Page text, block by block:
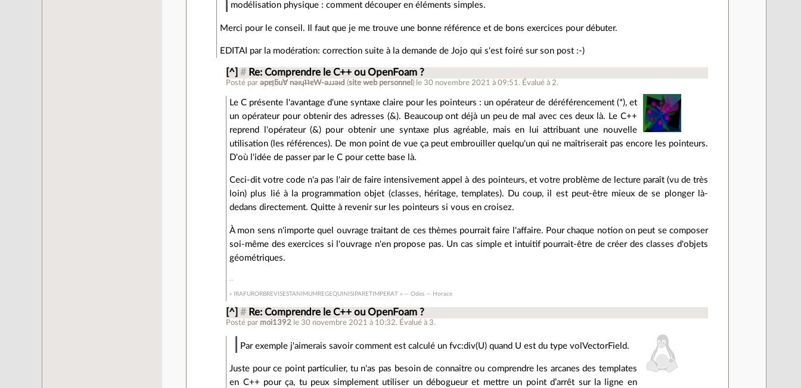
modélisation physique : comment découper en éléments simples.
Merci pour le conseil. Il faut que je me trouve une bonne référence et de bons exercices pour débuter.
EDITAI par la modération: correction suite à la demande de Jojo qui s'est foiré sur son post :-)
[^] # Re: Comprendre le C++ ou OpenFoam ?
Posté par ǝpɐןƃu∀ nǝıɥʇʇɐW-ǝɹɹǝıԀ (site web personnel ) le 30 novembre 2021 à 09:51 . Évalué à 2.
Le C présente l'avantage d'une syntaxe claire pour les pointeurs : un opérateur de déréférencement (*), et
un opérateur pour obtenir des adresses (&). Beaucoup ont déjà un peu de mal avec ces deux là. Le C++
reprend l'opérateur (&) pour obtenir une syntaxe plus agréable, mais en lui attribuant une nouvelle
utilisation (les références). De mon point de vue ça peut embrouiller quelqu'un qui ne maîtriserait pas encore les pointeurs.
D'où l'idée de passer par le C pour cette base là.
Ceci-dit votre code n'a pas l'air de faire intensivement appel à des pointeurs, et votre problème de lecture paraît (vu de très
loin) plus lié à la programmation objet (classes, héritage, templates). Du coup, il est peut-être mieux de se plonger là-
dedans directement. Quitte à revenir sur les pointeurs si vous en croisez.
À mon sens n'importe quel ouvrage traitant de ces thèmes pourrait faire l'affaire. Pour chaque notion on peut se composer
soi-même des exercices si l'ouvrage n'en propose pas. Un cas simple et intuitif pourrait-être de créer des classes d'objets
géométriques.
« IRAFURORBREVISESTANIMUMREGEQUINISIPARETIMPERAT » — Odes — Horace
[^] # Re: Comprendre le C++ ou OpenFoam ?
Posté par moi1392 le 30 novembre 2021 à 10:32. Évalué à 3.
Par exemple j'aimerais savoir comment est calculé un fvc:div(U) quand U est du type volVectorField.
Juste pour ce point particulier, tu n'as pas besoin de connaitre ou comprendre les arcanes des templates
en C++ pour ça, tu peux simplement utiliser un débogueur et mettre un point d’arrêt sur la ligne en